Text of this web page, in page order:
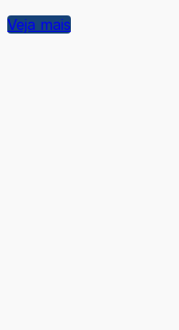
Veja mais